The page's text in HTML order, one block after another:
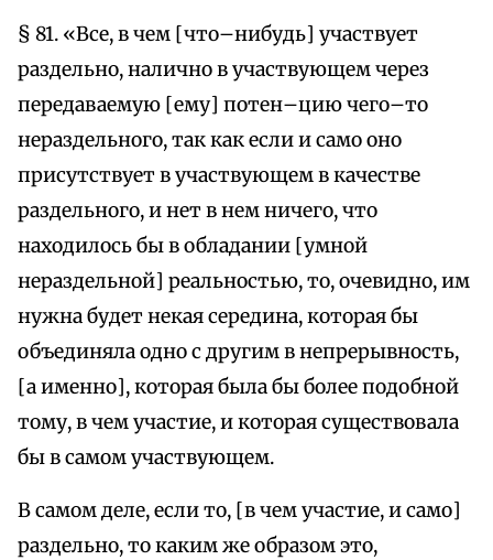
§ 81. «Все, в чем [что–нибудь] участвует
раздельно, налично в участвующем через
передаваемую [ему] потен–цию чего–то
нераздельного, так как если и само оно
присутствует в участвующем в качестве
раздельного, и нет в нем ничего, что
находилось бы в обладании [умной
нераздельной] реальностью, то, очевидно, им
нужна будет некая середина, которая бы
объединяла одно с другим в непрерывность,
[а именно], которая была бы более подобной
тому, в чем участие, и которая существовала
бы в самом участвующем.
В самом деле, если то, [в чем участие, и само]
раздельно, то каким же образом это,